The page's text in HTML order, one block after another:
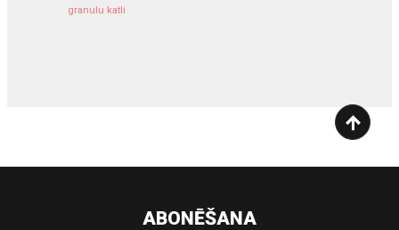
granulu katli
ABONĒŠANA